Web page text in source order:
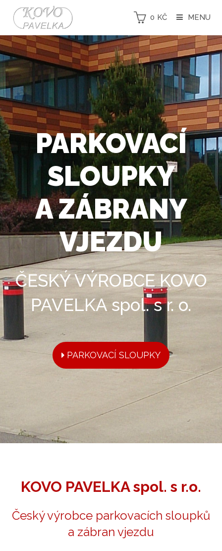
0 KČ MENU
PARKOVACÍ
SLOUPKY
A ZÁBRANY
VJEZDU
ČESKÝ VÝROBCE KOVO
PAVELKA spol. s r. o.
PARKOVACÍ SLOUPKY
KOVO PAVELKA spol. s r.o.
Český výrobce parkovacích sloupků
a zábran vjezdu